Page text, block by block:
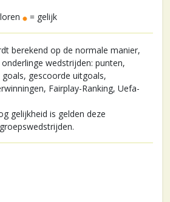
= gelijk
berekend op de normale manier,
wedstrijden: punten,
gescoorde uitgoals,
Fairplay-Ranking, Uefa-
gelijkheid is gelden deze